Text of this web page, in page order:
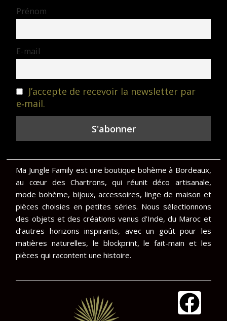
Prénom
E-mail
J’accepte de recevoir la newsletter par
e‑mail.
Ma Jungle Family est une boutique bohème à Bordeaux,
au cœur des Chartrons, qui réunit déco artisanale,
mode bohème, bijoux, accessoires, linge de maison et
pièces choisies en petites séries. Nous sélectionnons
des objets et des créations venus d’Inde, du Maroc et
d’autres horizons inspirants, avec un goût pour les
matières naturelles, le blockprint, le fait-main et les
pièces qui racontent une histoire.
F
I